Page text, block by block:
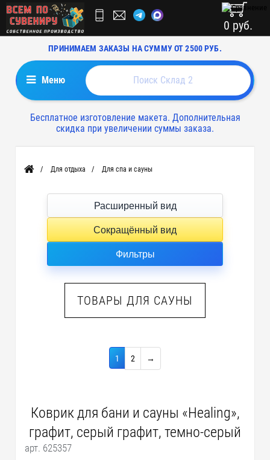
ПРИНИМАЕМ ЗАКАЗЫ НА СУММУ ОТ 2500 РУБ.
0 руб.
Меню
Бесплатное изготовление макета. Дополнительная
скидка при увеличении суммы заказа.
Главная Для отдыха Для спа и сауны
Расширенный вид
Сокращённый вид
Фильтры
ТОВАРЫ ДЛЯ САУНЫ
1 2 →
Коврик для бани и сауны «Healing»,
графит, серый графит, темно-серый
арт. 625357